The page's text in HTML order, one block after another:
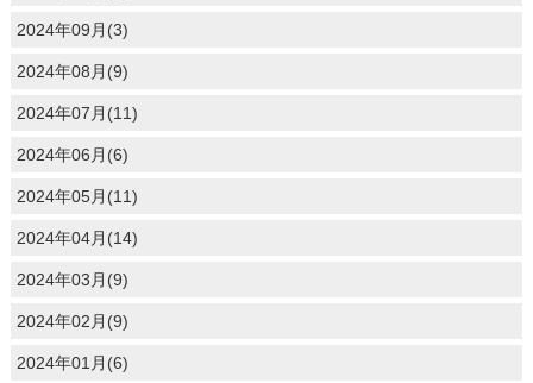
2024年09月(3)
2024年08月(9)
2024年07月(11)
2024年06月(6)
2024年05月(11)
2024年04月(14)
2024年03月(9)
2024年02月(9)
2024年01月(6)